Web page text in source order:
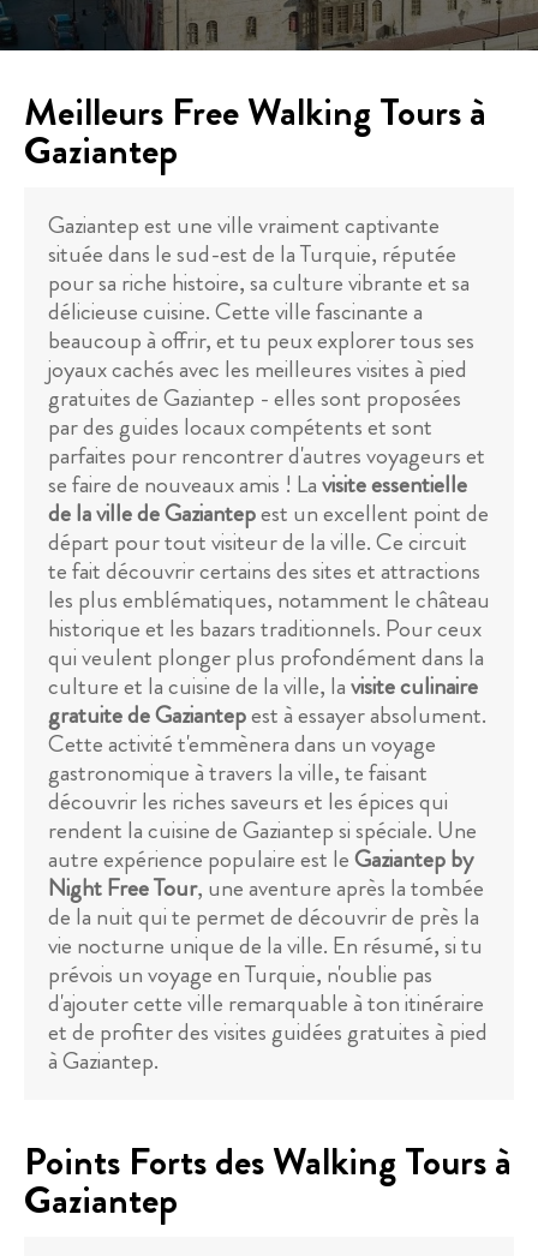
Meilleurs Free Walking Tours à
Gaziantep
Gaziantep est une ville vraiment captivante
située dans le sud-est de la Turquie, réputée
pour sa riche histoire, sa culture vibrante et sa
délicieuse cuisine. Cette ville fascinante a
beaucoup à offrir, et tu peux explorer tous ses
joyaux cachés avec les meilleures visites à pied
gratuites de Gaziantep - elles sont proposées
par des guides locaux compétents et sont
parfaites pour rencontrer d'autres voyageurs et
se faire de nouveaux amis ! Lavisite essentielle
de la ville de Gaziantepest un excellent point de
départ pour tout visiteur de la ville. Ce circuit
te fait découvrir certains des sites et attractions
les plus emblématiques, notamment le château
historique et les bazars traditionnels. Pour ceux
qui veulent plonger plus profondément dans la
culture et la cuisine de la ville, lavisite culinaire
gratuite de Gaziantepest à essayer absolument.
Cette activité t'emmènera dans un voyage
gastronomique à travers la ville, te faisant
découvrir les riches saveurs et les épices qui
rendent la cuisine de Gaziantep si spéciale. Une
autre expérience populaire est leGaziantep by
Night Free Tour, une aventure après la tombée
de la nuit qui te permet de découvrir de près la
vie nocturne unique de la ville. En résumé, si tu
prévois un voyage en Turquie, n'oublie pas
d'ajouter cette ville remarquable à ton itinéraire
et de profiter des visites guidées gratuites à pied
à Gaziantep.
Points Forts des Walking Tours à
Gaziantep